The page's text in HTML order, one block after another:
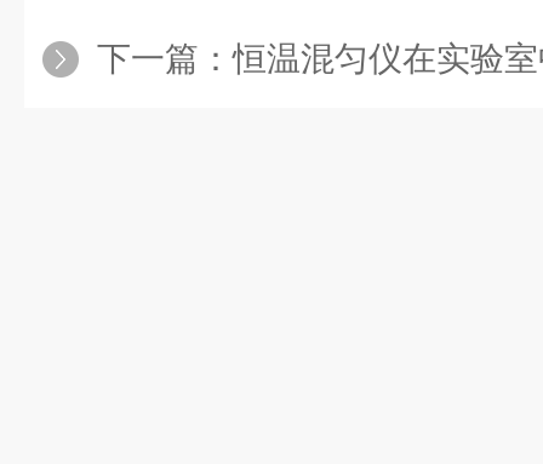
下一篇：恒温混匀仪在实验